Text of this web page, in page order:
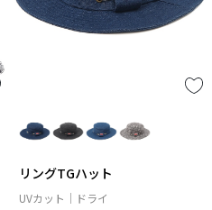
リングTGハット
UVカット
ドライ